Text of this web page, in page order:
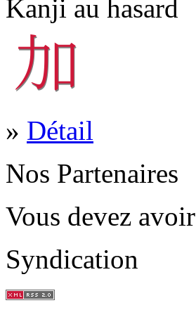
Kanji au hasard
» Détail
Nos Partenaires
Vous devez avoir
Syndication